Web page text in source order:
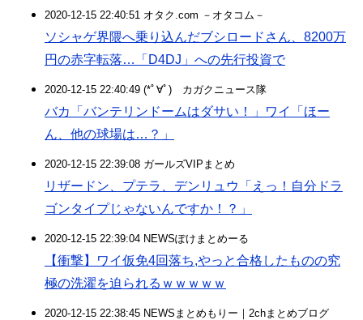
2020-12-15 22:40:51 オタク.com －オタコム－
ソシャゲ界隈へ乗り込んだブシロードさん、8200万
円の赤字転落…「D4DJ」への先行投資で
2020-12-15 22:40:49 (*ﾟ∀ﾟ)ゞカガクニュース隊
バカ「バンテリンドームはダサい！」ワイ「ほー
ん、他の球場は…？」
2020-12-15 22:39:08 ガールズVIPまとめ
リザードン、プテラ、デンリュウ「えっ！自分ドラ
ゴンタイプじゃないんですか！？」
2020-12-15 22:39:04 NEWSぽけまとめーる
【衝撃】ワイ仮免4回落ち,やっと合格したものの究
極の洗濯を迫られるｗｗｗｗｗ
2020-12-15 22:38:45 NEWSまとめもりー｜2chまとめブログ